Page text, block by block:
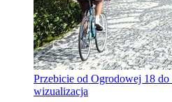
Przebicie od Ogrodowej 18
wizualizacja